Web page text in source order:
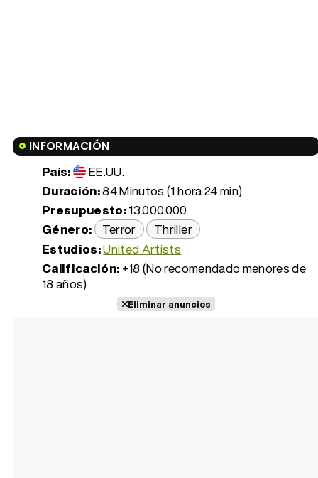
INFORMACIÓN
País:
EE.UU.
Duración:84 Minutos (1 hora 24 min)
Presupuesto:13.000.000
Género:
Terror
Thriller
Estudios:United Artists
Calificación: +18 (No recomendado menores de
18 años)
Eliminar anuncios